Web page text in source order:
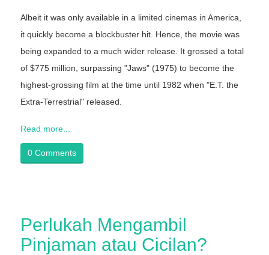
Albeit it was only available in a limited cinemas in America,
it quickly become a blockbuster hit. Hence, the movie was
being expanded to a much wider release. It grossed a total
of $775 million, surpassing "Jaws" (1975) to become the
highest-grossing film at the time until 1982 when "E.T. the
Extra-Terrestrial" released.
Read more...
0 Comments
Perlukah Mengambil
Pinjaman atau Cicilan?